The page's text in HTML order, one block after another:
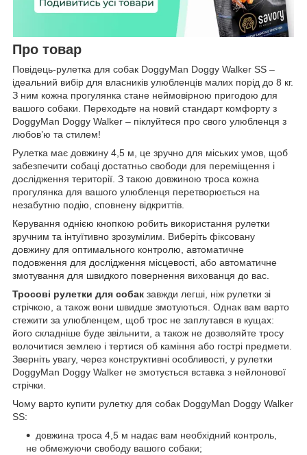
Про товар
Повідець-рулетка для собак DoggyMan Doggy Walker SS –
ідеальний вибір для власників улюбленців малих порід до 8 кг.
З ним кожна прогулянка стане неймовірною пригодою для
вашого собаки. Переходьте на новий стандарт комфорту з
DoggyMan Doggy Walker – піклуйтеся про свого улюбленця з
любов’ю та стилем!
Рулетка має довжину 4,5 м, це зручно для міських умов, щоб
забезпечити собаці достатньо свободи для переміщення і
дослідження території. З такою довжиною троса кожна
прогулянка для вашого улюбленця перетворюється на
незабутню подію, сповнену відкриттів.
Керування однією кнопкою робить використання рулетки
зручним та інтуїтивно зрозумілим. Виберіть фіксовану
довжину для оптимального контролю, автоматичне
подовження для дослідження місцевості, або автоматичне
змотування для швидкого повернення вихованця до вас.
Тросові рулетки для собак завжди легші, ніж рулетки зі
стрічкою, а також вони швидше змотуються. Однак вам варто
стежити за улюбленцем, щоб трос не заплутався в кущах:
його складніше буде звільнити, а також не дозволяйте тросу
волочитися землею і тертися об каміння або гострі предмети.
Зверніть увагу, через конструктивні особливості, у рулетки
DoggyMan Doggy Walker не змотується вставка з нейлонової
стрічки.
Чому варто купити рулетку для собак DoggyMan Doggy Walker
SS:
довжина троса 4,5 м надає вам необхідний контроль,
не обмежуючи свободу вашого собаки;